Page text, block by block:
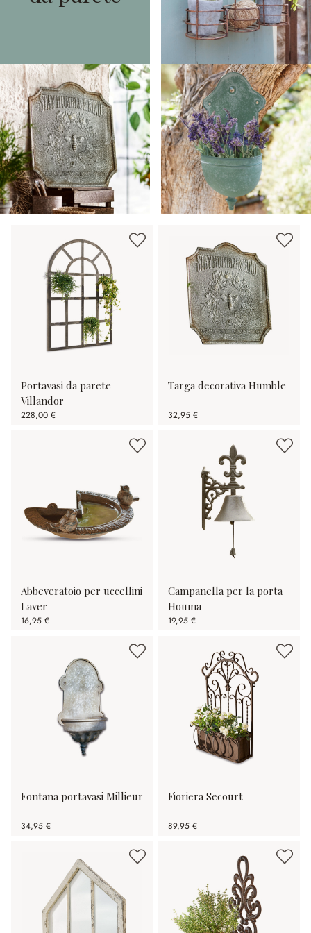
Portavasi da parete
Villandor
228,00 €
Targa decorativa Humble
32,95 €
Abbeveratoio per uccellini
Laver
16,95 €
Campanella per la porta
Houma
19,95 €
Fontana portavasi Millieur
34,95 €
Fioriera Secourt
89,95 €